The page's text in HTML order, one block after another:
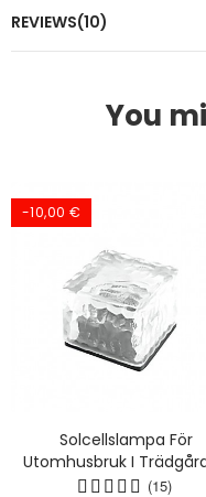
REVIEWS(10)
You
-10,00 €
Solcellslampa För
Utomhusbruk I
(15)